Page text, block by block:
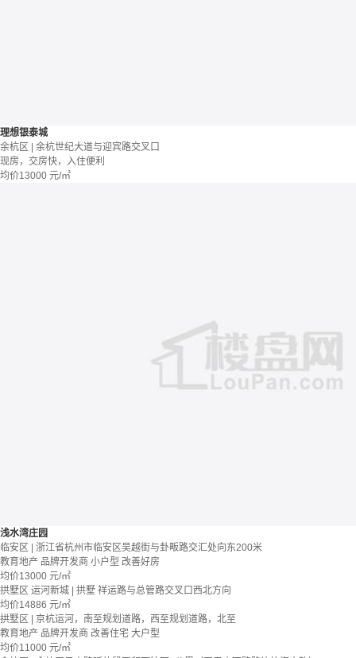
理想银泰城
余杭区 | 余杭世纪大道与迎宾路交叉口
现房，交房快，入住便利
均价13000 元/㎡
浅水湾庄园
临安区 | 浙江省杭州市临安区吴越街与卦畈路交汇处向东200米
教育地产 品牌开发商 小户型 改善好房
均价13000 元/㎡
拱墅区 运河新城 | 拱墅 祥运路与总管路交叉口西北方向
均价14886 元/㎡
拱墅区 | 京杭运河，南至规划道路，西至规划道路，北至
教育地产 品牌开发商 改善住宅 大户型
均价11000 元/㎡